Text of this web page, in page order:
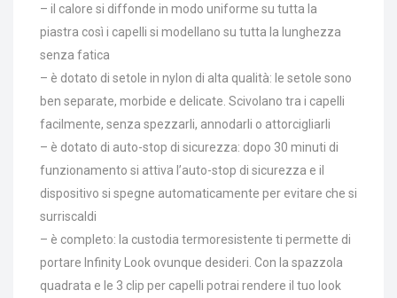
– il calore si diffonde in modo uniforme su tutta la
piastra così i capelli si modellano su tutta la lunghezza
senza fatica
– è dotato di setole in nylon di alta qualità: le setole sono
ben separate, morbide e delicate. Scivolano tra i capelli
facilmente, senza spezzarli, annodarli o attorcigliarli
– è dotato di auto-stop di sicurezza: dopo 30 minuti di
funzionamento si attiva l’auto-stop di sicurezza e il
dispositivo si spegne automaticamente per evitare che si
surriscaldi
– è completo: la custodia termoresistente ti permette di
portare Infinity Look ovunque desideri. Con la spazzola
quadrata e le 3 clip per capelli potrai rendere il tuo look